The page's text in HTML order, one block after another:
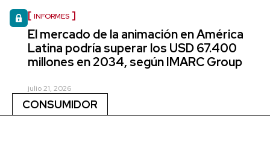
INFORMES
El mercado de la animación en América
Latina podría superar los USD 67.400
millones en 2034, según IMARC Group
julio 21, 2026
CONSUMIDOR